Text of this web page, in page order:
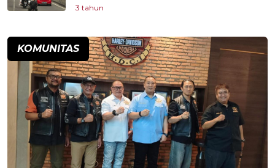
3 tahun
KOMUNITAS